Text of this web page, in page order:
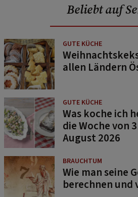
Beliebt auf
GUTE KÜCHE
allen Ländern
GUTE KÜCHE
Was koche ich
die Woche von
August 2026
BRAUCHTUM
Wie man seine
berechnen und